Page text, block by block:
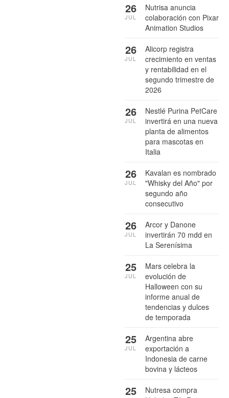
Nutrisa anuncia
colaboración con Pixar
Animation Studios
26
JUL
Alicorp registra
crecimiento en ventas
y rentabilidad en el
segundo trimestre de
2026
26
JUL
Nestlé Purina PetCare
invertirá en una nueva
planta de alimentos
para mascotas en
Italia
26
JUL
Kavalan es nombrado
"Whisky del Año" por
segundo año
consecutivo
26
JUL
Arcor y Danone
invertirán 70 mdd en
La Serenísima
26
JUL
Mars celebra la
evolución de
Halloween con su
informe anual de
tendencias y dulces
de temporada
25
JUL
Argentina abre
exportación a
Indonesia de carne
bovina y lácteos
25
JUL
Nutresa compra
25